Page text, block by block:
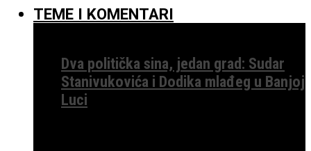
TEME I KOMENTARI
Dva politička sina, jedan grad: Sudar
Stanivukovića i Dodika mlađeg u Banjoj
Luci